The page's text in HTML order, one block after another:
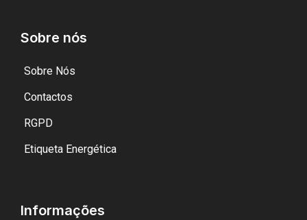
Sobre nós
Sobre Nós
Contactos
RGPD
Etiqueta Energética
Informações